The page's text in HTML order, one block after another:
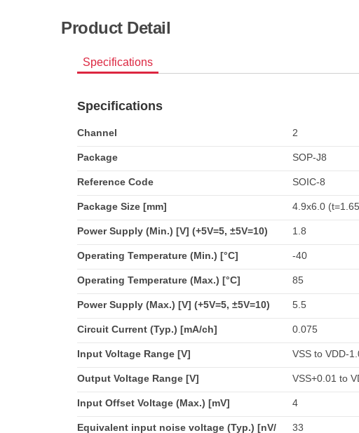
Product Detail
Specifications
Specifications
Channel 2
Package SOP-J8
Reference Code SOIC-8
Package Size [mm] 4.9x6.0
Power Supply (Min.) [V] (+5V=5, ±5V=10) 1.8
Operating Temperature (Min.) [°C] -40
Operating Temperature (Max.) [°C] 85
Power Supply (Max.) [V] (+5V=5, ±5V=10) 5.5
Circuit Current (Typ.) [mA/ch] 0.075
Input Voltage Range [V] VSS to VDD-
Output Voltage Range [V] VSS+0.01 to
Input Offset Voltage (Max.) [mV] 4
Equivalent input noise voltage (Typ.) [nV/
33